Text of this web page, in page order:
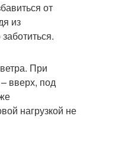
от
из
При
вверх, под
нагрузкой не